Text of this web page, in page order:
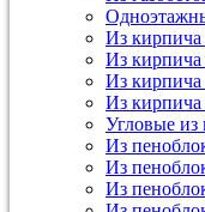
Из кирпича
Из кирпича
Из кирпича
Из кирпича
Угловые из
Из
Из
Из